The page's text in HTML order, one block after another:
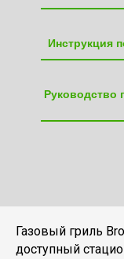
Инструкция
Руководство
Газовый гриль
доступный